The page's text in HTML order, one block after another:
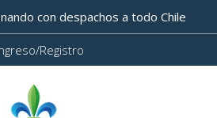
con despachos a todo Chile
Registro